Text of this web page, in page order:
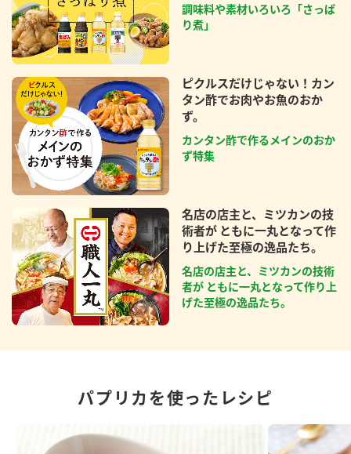
調味料や素材いろいろ「さっぱ
り煮」
ピクルスだけじゃない！カン
タン酢でお肉やお魚のおか
ず。
カンタン酢で作るメインのおか
ず特集
名店の店主と、ミツカンの技
術者が ともに一丸となって作
り上げた至極の逸品たち。
名店の店主と、ミツカンの技術
者が ともに一丸となって作り上
げた至極の逸品たち。
パプリカを使ったレシピ